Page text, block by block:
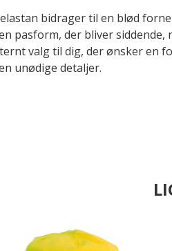
bidrager til en blød
pasform, der bliver siddende,
valg til dig, der ønsker en
unødige detaljer.